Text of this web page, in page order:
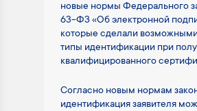
новые нормы Федерального
63-ФЗ «Об электронной
которые сделали
типы идентификации при
квалифицированного
Согласно новым нормам
идентификация заявителя